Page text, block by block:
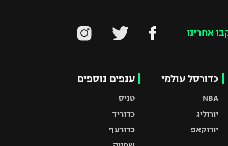
אחרינו
כדורסל עולמי
NBA
יורוליג
יורוקאפ
ענפים נוספים
טניס
כדוריד
כדורעף